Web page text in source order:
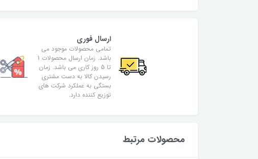
ارسال فوری
تمامی محصولات موجود می
باشد. زمان ارسال محصولات 1
تا 5 روز کاری می باشد. زمان
رسیدن کالا به دست مشتری
بستگی به عملکرد شرکت های
توزیع کننده دارد.
محصولات مرتبط